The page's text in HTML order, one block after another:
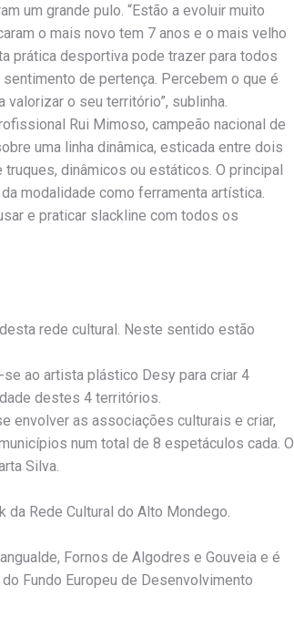
um grande pulo. “Estão a evoluir muito
o mais novo tem 7 anos e o mais velho
prática desportiva pode trazer para todos
de pertença. Percebem o que é
o seu território”, sublinha.
Rui Mimoso, campeão nacional de
uma linha dinâmica, esticada entre dois
dinâmicos ou estáticos. O principal
modalidade como ferramenta artística.
e praticar slackline com todos os
rede cultural. Neste sentido estão
se ao artista plástico Desy para criar 4
destes 4 territórios.
envolver as associações culturais e criar,
num total de 8 espetáculos cada. O
Silva.
Rede Cultural do Alto Mondego.
Fornos de Algodres e Gouveia e é
Fundo Europeu de Desenvolvimento